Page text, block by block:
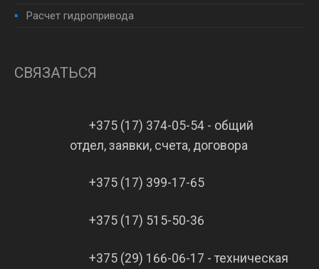
Расчет гидропривода
СВЯЗАТЬСЯ
+375 (17) 374-05-54 - общий
отдел, заявки, счета, договора
+375 (17) 399-17-65
+375 (17) 515-50-36
+375 (29) 166-06-17 - техническая